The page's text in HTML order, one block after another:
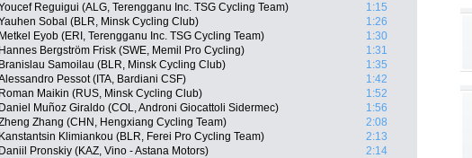
Reguigui (ALG, Terengganu Inc. TSG Cycling Team)
1:15
Sobal (BLR, Minsk Cycling Club)
1:26
Metkel Eyob (ERI, Terengganu Inc. TSG Cycling Team)
1:30
Hannes Bergström Frisk (SWE, Memil Pro Cycling)
1:31
Branislau Samoilau (BLR, Minsk Cycling Club)
1:35
Pessot (ITA, Bardiani CSF)
1:42
Roman Maikin (RUS, Minsk Cycling Club)
1:52
Daniel Muñoz Giraldo (COL, Androni Giocattoli Sidermec)
1:56
Zhang (CHN, Hengxiang Cycling Team)
2:08
Kanstantsin Klimiankou (BLR, Ferei Pro Cycling Team)
2:13
Daniil Pronskiy (KAZ, Vino - Astana Motors)
2:14